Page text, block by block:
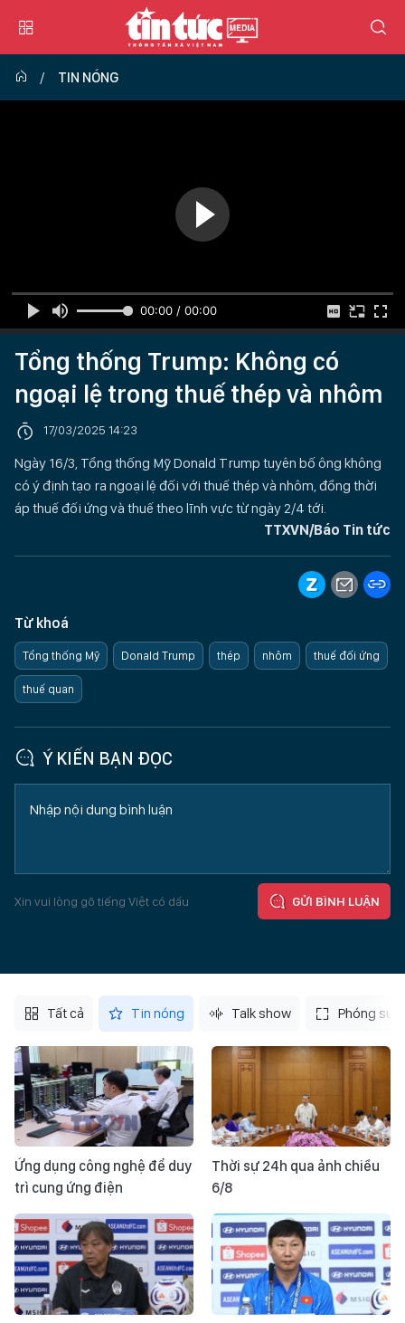
TIN NÓNG
00:00 / 00:00
Tổng thống Trump: Không có
ngoại lệ trong thuế thép và nhôm
17/03/2025 14:23
Ngày 16/3, Tổng thống Mỹ Donald Trump tuyên bố ông không
có ý định tạo ra ngoại lệ đối với thuế thép và nhôm, đồng thời
áp thuế đối ứng và thuế theo lĩnh vực từ ngày 2/4 tới.
TTXVN/Báo Tin tức
Từ khoá
Tổng thống Mỹ Donald Trump thép nhôm thuế đối ứng
thuế quan
Ý KIẾN BẠN ĐỌC
Xin vui lòng gõ tiếng Việt có dấu GỬI BÌNH LUẬN
Tất cả Tin nóng Talk show Phóng sự
Ứng dụng công nghệ để duy
trì cung ứng điện
Thời sự 24h qua ảnh chiều
6/8